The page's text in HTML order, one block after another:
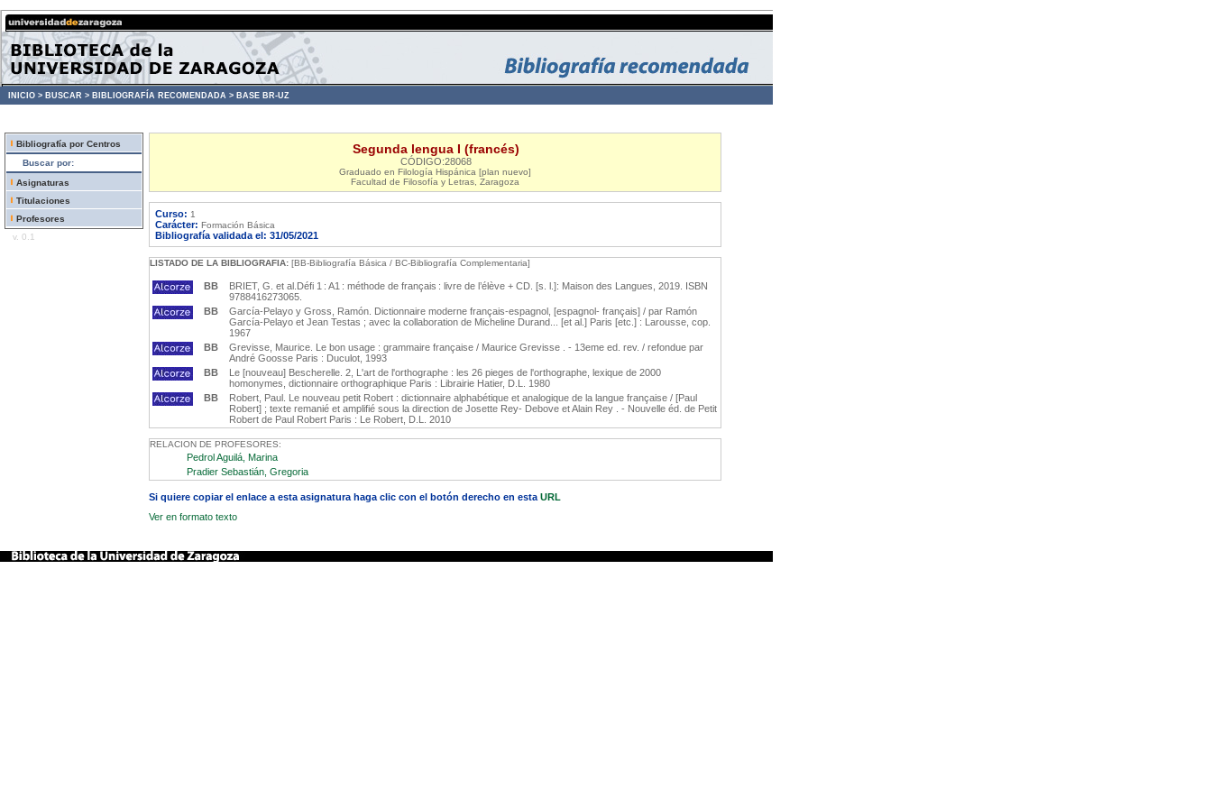
INICIO > BUSCAR > BIBLIOGRAFÍA RECOMENDADA > BASE BR-UZ
Bibliografía por Centros
Buscar por:
Asignaturas
Titulaciones
Profesores
v. 0.1
Segunda lengua I (francés)
CÓDIGO:28068
Graduado en Filología Hispánica [plan nuevo]
Facultad de Filosofía y Letras, Zaragoza
Curso: 1
Carácter: Formación Básica
Bibliografía validada el: 31/05/2021
LISTADO DE LA BIBLIOGRAFIA: [BB-Bibliografía Básica / BC-Bibliografía Complementaria]
BB
BRIET, G. et al.Défi 1 : A1 : méthode de français : livre de l’élève + CD. [s. l.]: Maison des Langues, 2019. ISBN
9788416273065.
BB
García-Pelayo y Gross, Ramón. Dictionnaire moderne français-espagnol, [espagnol- français] / par Ramón
García-Pelayo et Jean Testas ; avec la collaboration de Micheline Durand... [et al.] Paris [etc.] : Larousse, cop.
1967
BB
Grevisse, Maurice. Le bon usage : grammaire française / Maurice Grevisse . - 13eme ed. rev. / refondue par
André Goosse Paris : Duculot, 1993
BB
Le [nouveau] Bescherelle. 2, L'art de l'orthographe : les 26 pieges de l'orthographe, lexique de 2000
homonymes, dictionnaire orthographique Paris : Librairie Hatier, D.L. 1980
BB
Robert, Paul. Le nouveau petit Robert : dictionnaire alphabétique et analogique de la langue française / [Paul
Robert] ; texte remanié et amplifié sous la direction de Josette Rey- Debove et Alain Rey . - Nouvelle éd. de Petit
Robert de Paul Robert Paris : Le Robert, D.L. 2010
RELACION DE PROFESORES:
Pedrol Aguilá, Marina
Pradier Sebastián, Gregoria
Si quiere copiar el enlace a esta asignatura haga clic con el botón derecho en esta URL
Ver en formato texto